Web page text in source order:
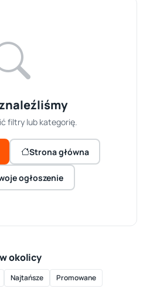
filtry lub kategorię.
Strona główna
ogłoszenie
okolicy
Najtańsze Promowane